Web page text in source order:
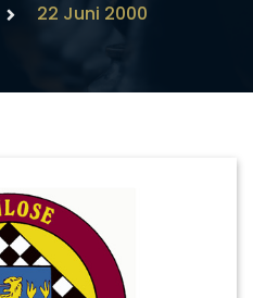
22 Juni 2000